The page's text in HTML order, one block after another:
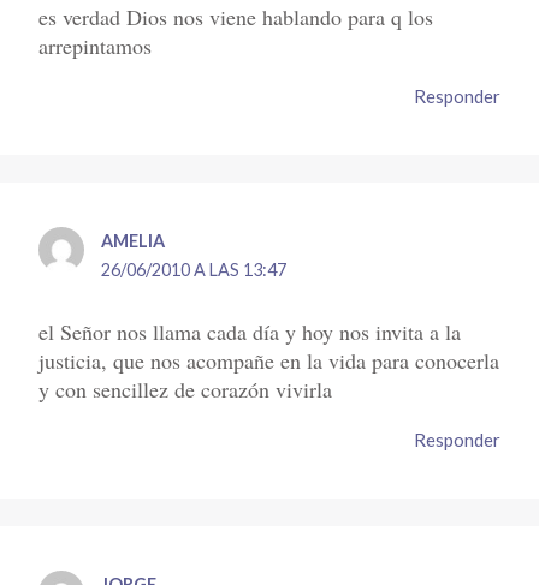
es verdad Dios nos viene hablando para q los
arrepintamos
Responder
AMELIA
26/06/2010 A LAS 13:47
el Señor nos llama cada día y hoy nos invita a la
justicia, que nos acompañe en la vida para conocerla
y con sencillez de corazón vivirla
Responder